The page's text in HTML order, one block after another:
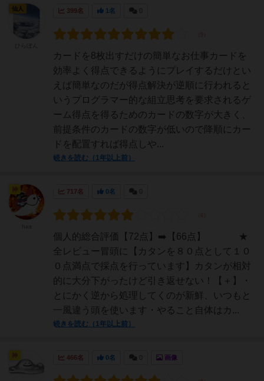
399名 1名
カードを8枚出すだけの簡単なお仕事カードを
効率よく得点できるようにプレイするだけとい
えば簡単なのだが得点解決が逆順に行われると
いうプログラマー的な組立思考を要求されるゲ
ーム得点を得るためのカードの数字が大きく、
前提条件のカードの数字が低いので降順にカー
ドを配置すれば得点しや...
続きを読む（1年以上前）
仙人
717名 0名
個人的総合評価【72点】➡️【66点】 ★
全レビュー冒頭に【カタンを８０点として１０
０点満点で採点を行っています】カタンが相対
的に大分下がったけど引き返せない！【＋】・
とにかく逆から処理してくのが新鮮、いつもと
一風違う頭を使います・やること自体はカ...
続きを読む（1年以上前）
神
466名 0名 画像